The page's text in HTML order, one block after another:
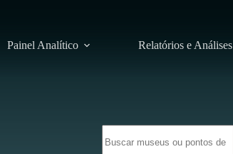
Painel Analítico Relatórios e Análises
resultados